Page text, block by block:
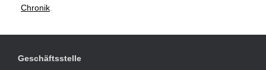
Chronik
Geschäftsstelle